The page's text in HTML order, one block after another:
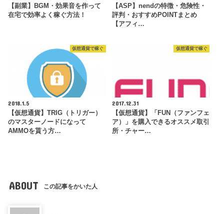
【副業】BGM・効果音を作って
在宅で効率よく稼ぐ方法！
【ASP】nendの特徴・危険性・
評判・おすすめPOINTまとめ
【アフィ…
仮想通貨で稼ぐ
2018.1.5
【仮想通貨】TRIG（トリガー）
のマスターノードになって
AMMOを貰う方…
仮想通貨で稼ぐ
2017.12.31
【仮想通貨】「FUN（ファンフェ
ア）」を購入できるオススメ取引
所・チャー…
ABOUT この記事をかいた人